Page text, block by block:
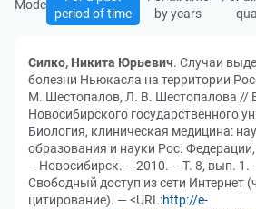
Mode
period of time
by years
Силко, Никита Юрьевич. Случаи
болезни Ньюкасла на территории
М. Шестопалов, Л. В. Шестопалова //
Новосибирского государственного
Биология, клиническая медицина:
образования и науки Рос.
– Новосибирск. – 2010. – Т. 8, вып. 1.
Свободный доступ из сети Интернет
цитирование). — <URL:http://e-